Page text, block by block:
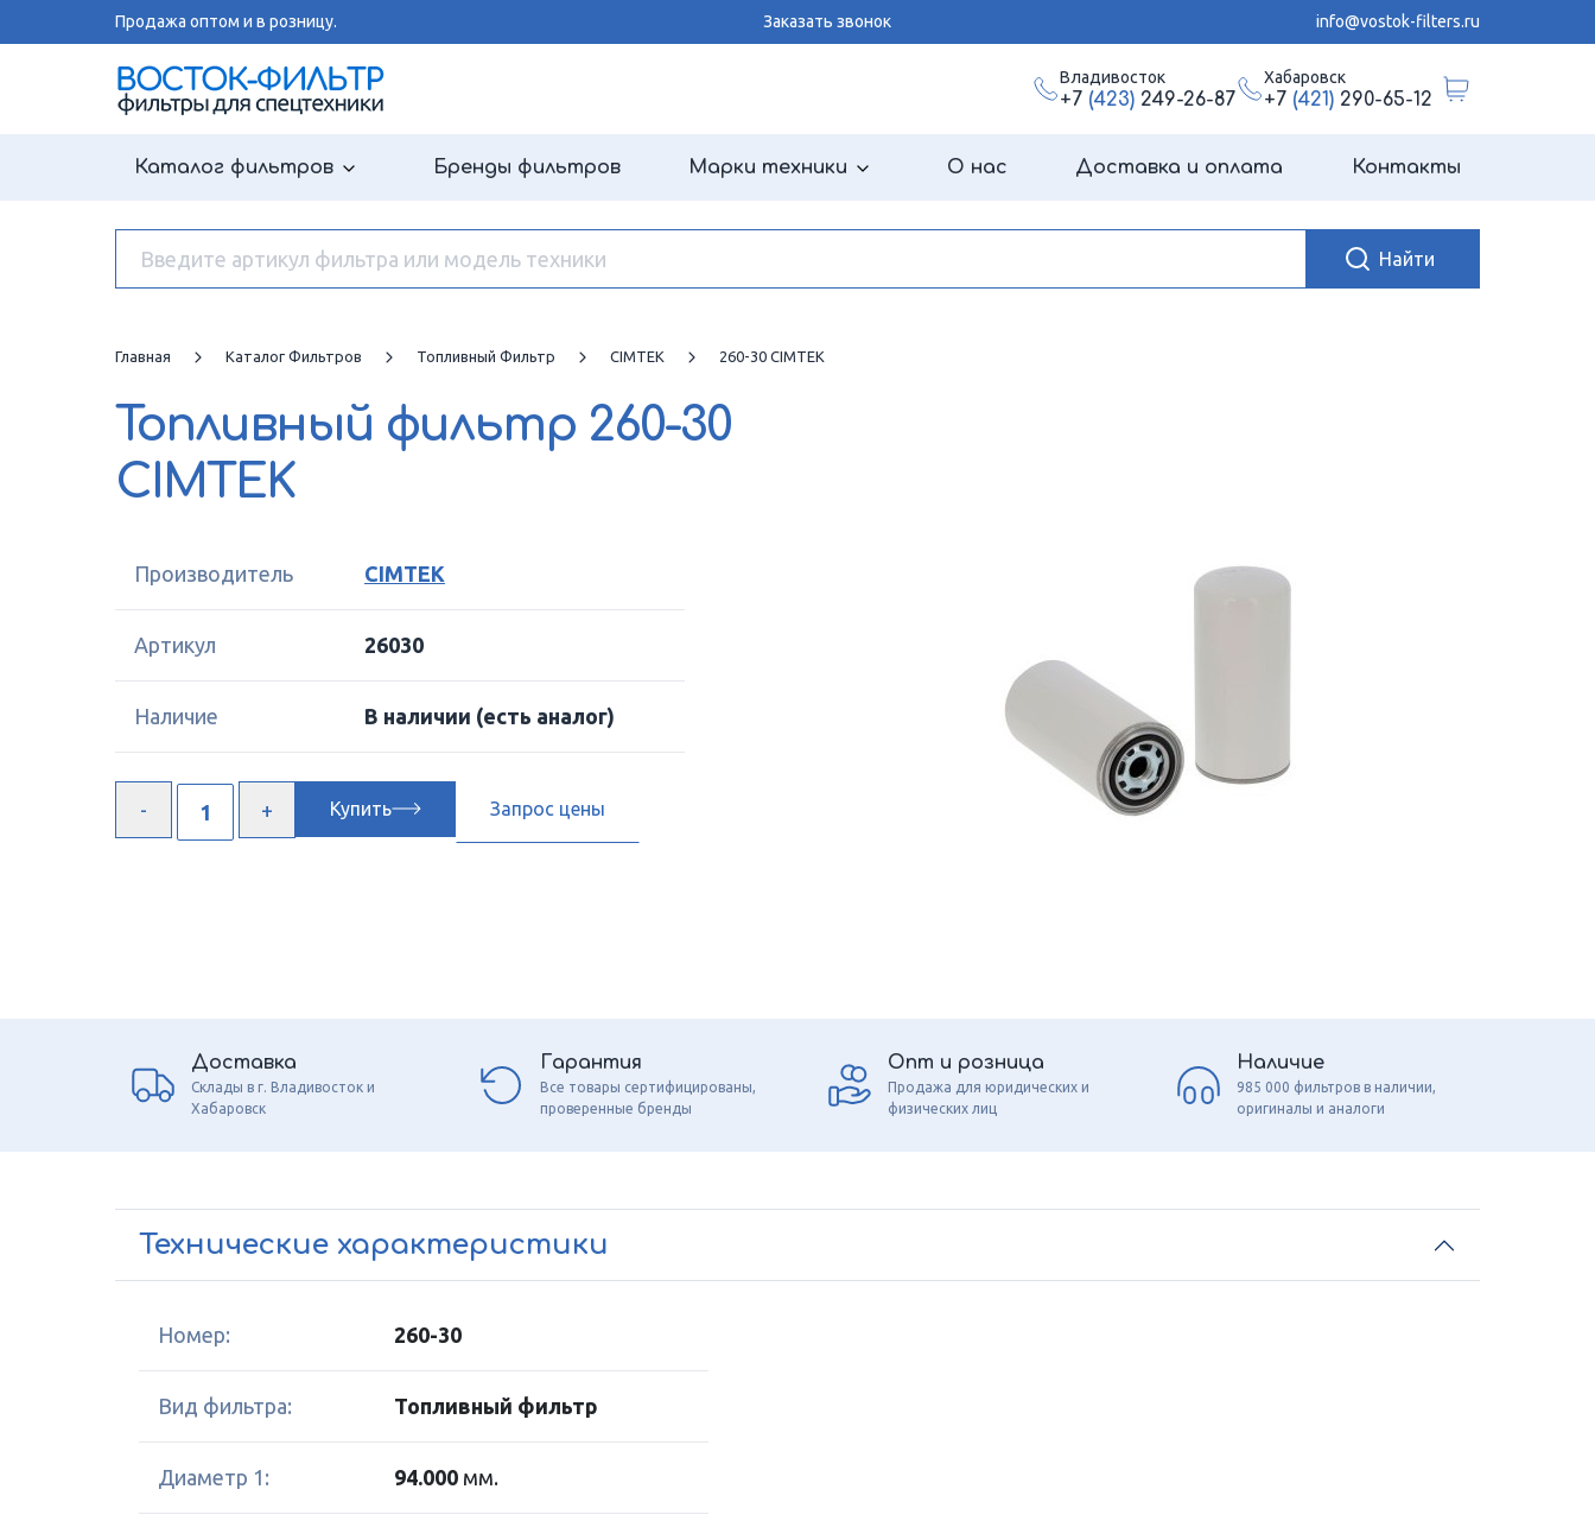
Продажа оптом и в розницу. Заказать звонок info@vostok-filters.ru
Владивосток
+7 (423)249-26-87
Хабаровск
+7 (421)290-65-12
Каталог фильтров Бренды фильтров Марки техники О нас Доставка и оплата Контакты
Главная Каталог Фильтров Топливный Фильтр CIMTEK 260-30 CIMTEK
Топливный фильтр 260-30
CIMTEK
Производитель CIMTEK
Артикул 26030
Наличие В наличии (есть аналог)
Купить Запрос цены
Доставка
Склады в г. Владивосток и
Хабаровск
Гарантия
Все товары сертифицированы,
проверенные бренды
Опт и розница
Продажа для юридических и
физических лиц
Наличие
985 000 фильтров в наличии,
оригиналы и аналоги
Технические характеристики
Номер: 260-30
Вид фильтра: Топливный фильтр
Диаметр 1: 94.000 мм.